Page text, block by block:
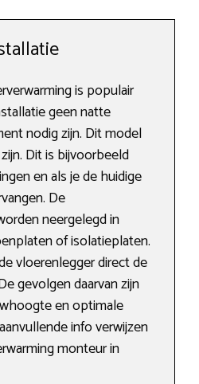
is populair
geen natte
nodig zijn. Dit model
Dit is bijvoorbeeld
en als je de huidige
De
neergelegd in
of isolatieplaten.
vloerenlegger direct de
gevolgen daarvan zijn
en optimale
info verwijzen
monteur in